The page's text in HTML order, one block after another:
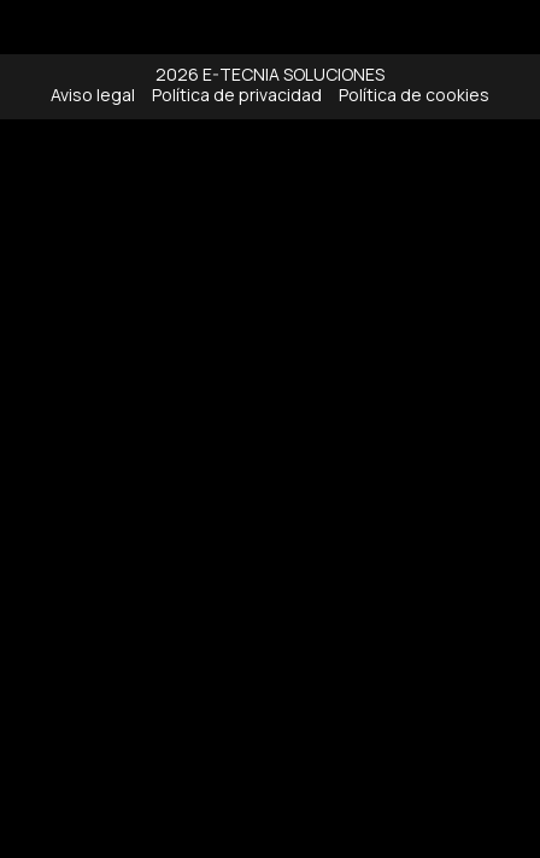
2026 E-TECNIA SOLUCIONES
Aviso legal
Política de privacidad Política de cookies